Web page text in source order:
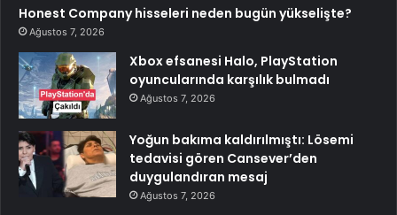
Honest Company hisseleri neden bugün yükselişte?
Ağustos 7, 2026
Xbox efsanesi Halo, PlayStation
oyuncularında karşılık bulmadı
Ağustos 7, 2026
Yoğun bakıma kaldırılmıştı: Lösemi
tedavisi gören Cansever’den
duygulandıran mesaj
Ağustos 7, 2026